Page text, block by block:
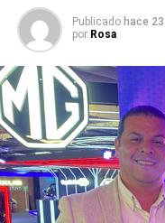
Publicado hace
por Rosa